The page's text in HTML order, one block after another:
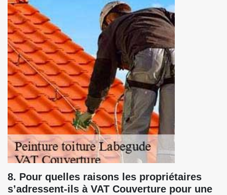
8. Pour quelles raisons les propriétaires
s’adressent-ils à VAT Couverture pour une